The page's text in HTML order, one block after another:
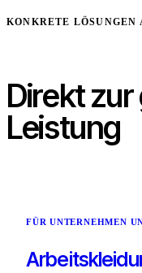
KONKRETE LÖSUNGEN
Direkt
Leistung
FÜR UNTERNEHMEN